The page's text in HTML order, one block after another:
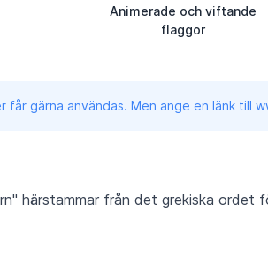
Animerade och viftande
flaggor
får gärna användas. Men ange en länk till
härstammar från det grekiska ordet